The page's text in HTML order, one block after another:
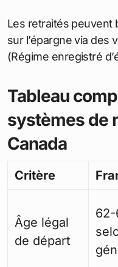
Les retraités peuvent
sur l’épargne via des
(Régime enregistré
Tableau
systèmes de
Canada
Critère
Âge légal
de départ
62-